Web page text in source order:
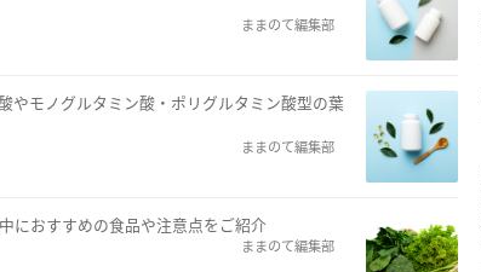
ままのて編集部
やモノグルタミン酸・ポリグルタミン酸型の葉
ままのて編集部
におすすめの食品や注意点をご紹介
ままのて編集部